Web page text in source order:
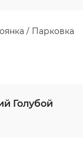
/ Парковка
Голубой